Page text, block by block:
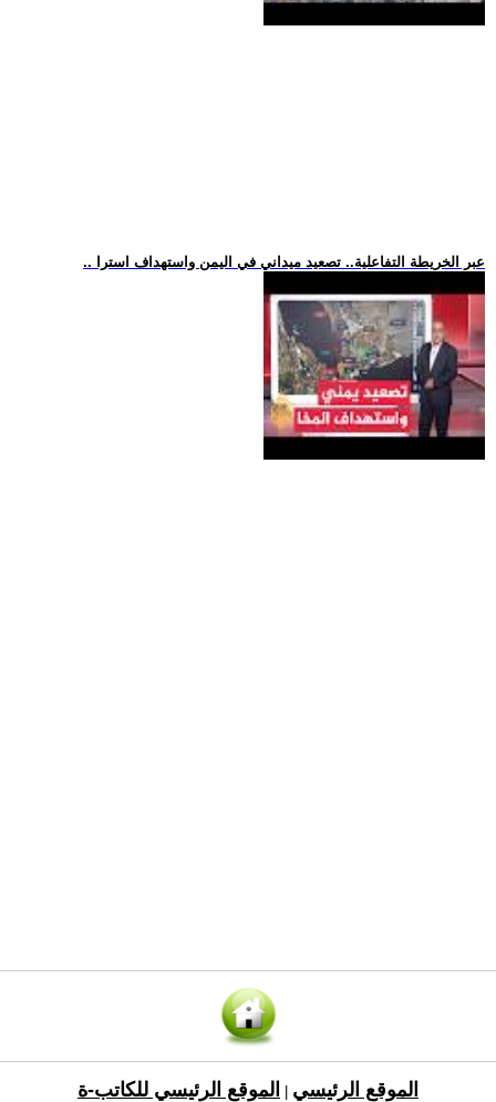
.. عبر الخريطة التفاعلية.. تصعيد ميداني في اليمن واستهداف استرا
الموقع الرئيسي الموقع الرئيسي للكاتب-ة